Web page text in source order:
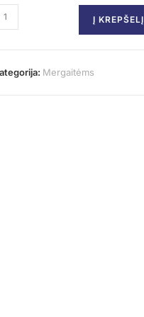
Į KREPŠELĮ
Mergaitėms